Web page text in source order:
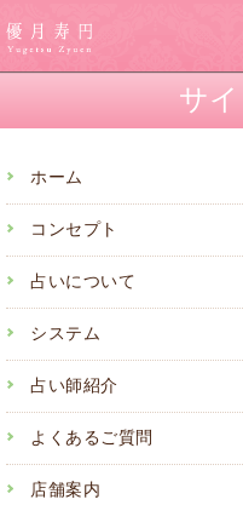
サ
ホーム
コンセプト
占いについて
システム
占い師紹介
よくあるご質問
店舗案内